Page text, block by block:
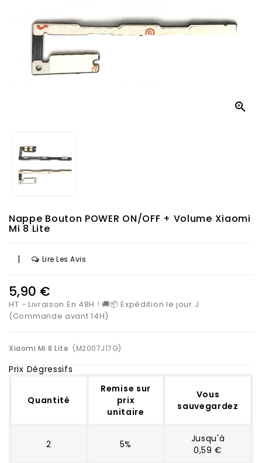

Nappe Bouton POWER ON/OFF + Volume Xiaomi
Mi 8 Lite
| Lire Les Avis
5,90 €
HT
Livraison En 48H ! 🚚📦 Expédition le jour J
(Commande avant 14H)
Xiaomi Mi 8 Lite (M2007J17G)
Prix Dégressifs
Quantité
Remise sur
prix
unitaire
Vous
sauvegardez
2 5%
Jusqu'à
0,59 €